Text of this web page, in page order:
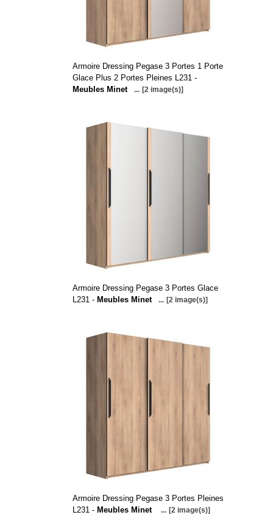
Armoire Dressing Pegase 3 Portes 1 Porte
Glace Plus 2 Portes Pleines L231 -
Meubles Minet
... [2 image(s)]
Armoire Dressing Pegase 3 Portes Glace
L231 - Meubles Minet ... [2 image(s)]
Armoire Dressing Pegase 3 Portes Pleines
L231 - Meubles Minet ... [2 image(s)]